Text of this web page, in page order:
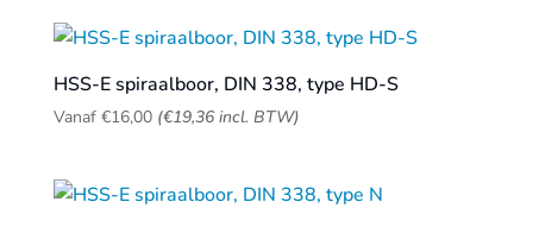
HSS-E spiraalboor, DIN 338, type HD-S
Vanaf €16,00 (€19,36incl. BTW)